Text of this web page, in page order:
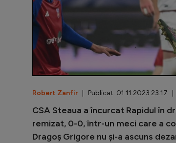
Robert Zanfir | Publicat: 01.11.2023 23:17
CSA Steaua a încurcat Rapidul în
remizat, 0-0, într-un meci care a
Dragoș Grigore nu și-a ascuns